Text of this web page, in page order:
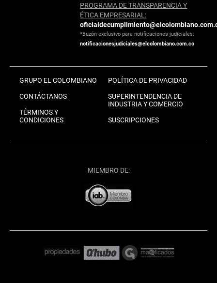
PROGRAMA DE TRANSPARENCIA Y
ÉTICA EMPRESARIAL:
*Buzón exclusivo para notificaciones judiciales:
notificacionesjudiciales@elcolombiano.com.co
GRUPO EL COLOMBIANO
CONTÁCTANOS
TÉRMINOS Y
CONDICIONES
POLÍTICA DE PRIVACIDAD
SUPERINTENDENCIA DE
INDUSTRIA Y COMERCIO
SUSCRIPCIONES
MIEMBRO DE: